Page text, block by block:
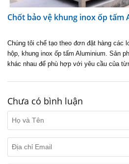
Chốt bảo vệ khung inox ốp tấm
Chúng tôi chế tạo theo đơn đặt hàng các
hộp, khung inox ốp tấm Aluminium. Sản
khác nhau để phù hợp với yêu cầu của
Chưa có bình luận